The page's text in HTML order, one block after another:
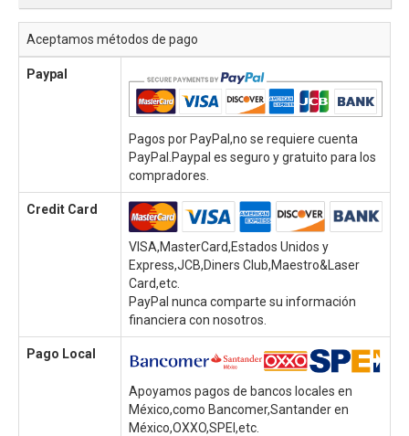
Aceptamos métodos de pago
Paypal
Pagos por PayPal,no se requiere cuenta
PayPal.Paypal es seguro y gratuito para los
compradores.
Credit Card
VISA,MasterCard,Estados Unidos y
Express,JCB,Diners Club,Maestro&Laser
Card,etc.
PayPal nunca comparte su información
financiera con nosotros.
Pago Local
Apoyamos pagos de bancos locales en
México,como Bancomer,Santander en
México,OXXO,SPEI,etc.